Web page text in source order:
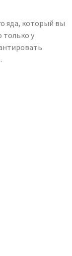
яда, который вы
только у